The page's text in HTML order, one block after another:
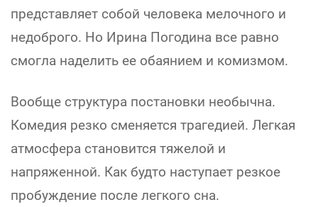
представляет собой человека мелочного и
недоброго. Но Ирина Погодина все равно
смогла наделить ее обаянием и комизмом.
Вообще структура постановки необычна.
Комедия резко сменяется трагедией. Легкая
атмосфера становится тяжелой и
напряженной. Как будто наступает резкое
пробуждение после легкого сна.